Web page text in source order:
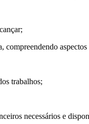
trabalhos;
necessários e